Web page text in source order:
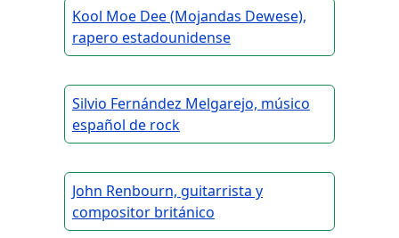
Kool Moe Dee (Mojandas Dewese),
rapero estadounidense
Silvio Fernández Melgarejo, músico
español de rock
John Renbourn, guitarrista y
compositor británico